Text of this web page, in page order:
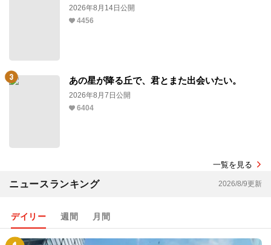
2026年8月14日公開
4456
あの星が降る丘で、君とまた出会いたい。
2026年8月7日公開
6404
一覧を見る
ニュースランキング 2026/8/9更新
デイリー 週間 月間